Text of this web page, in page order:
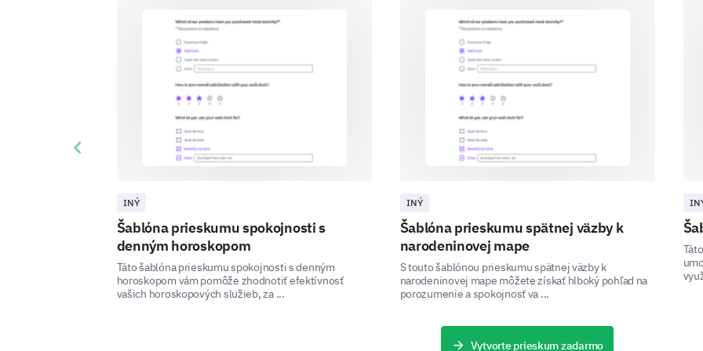
From the following aspects, what do you
course?
Course structure
Course duration
Topic relevancy
Rate your learning experience with respect
Very Poor, 5 – Excellent)
INÝ
Šablóna prieskumu spokojnosti s
denným horoskopom
Táto šablóna prieskumu spokojnosti s denným
horoskopom vám pomôže zhodnotiť efektívnosť
vašich horoskopových služieb, za ...
INÝ
Šablóna prieskumu spätnej väzby k
narodeninovej mape
S touto šablónou prieskumu spätnej väzby k
narodeninovej mape môžete získať hlboký pohľad na
porozumenie a spokojnosť va ...
Previous slide
Vytvorte prieskum zadarmo